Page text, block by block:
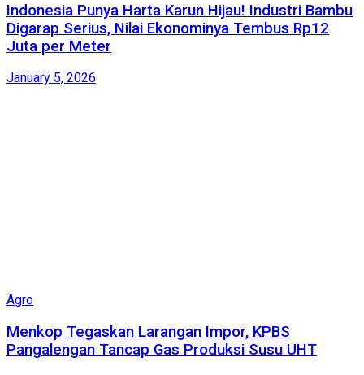
Indonesia Punya Harta Karun Hijau! Industri Bambu
Digarap Serius, Nilai Ekonominya Tembus Rp12
Juta per Meter
January 5, 2026
Agro
Menkop Tegaskan Larangan Impor, KPBS
Pangalengan Tancap Gas Produksi Susu UHT